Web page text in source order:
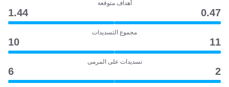
أهداف متوقعة
0.47
1.44
مجموع التسديدات
11
10
تسديدات على المرمى
2
6